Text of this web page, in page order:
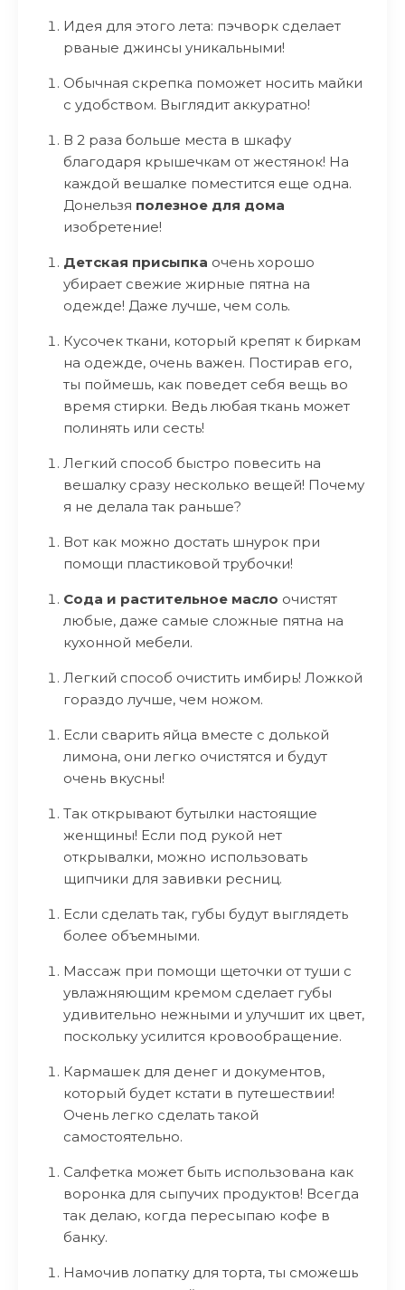
Идея для этого лета: пэчворк сделает
рваные джинсы уникальными!
Обычная скрепка поможет носить майки
с удобством. Выглядит аккуратно!
В 2 раза больше места в шкафу
благодаря крышечкам от жестянок! На
каждой вешалке поместится еще одна.
Донельзя полезное для дома
изобретение!
Детская присыпка очень хорошо
убирает свежие жирные пятна на
одежде! Даже лучше, чем соль.
Кусочек ткани, который крепят к биркам
на одежде, очень важен. Постирав его,
ты поймешь, как поведет себя вещь во
время стирки. Ведь любая ткань может
полинять или сесть!
Легкий способ быстро повесить на
вешалку сразу несколько вещей! Почему
я не делала так раньше?
Вот как можно достать шнурок при
помощи пластиковой трубочки!
Сода и растительное масло очистят
любые, даже самые сложные пятна на
кухонной мебели.
Легкий способ очистить имбирь! Ложкой
гораздо лучше, чем ножом.
Если сварить яйца вместе с долькой
лимона, они легко очистятся и будут
очень вкусны!
Так открывают бутылки настоящие
женщины! Если под рукой нет
открывалки, можно использовать
щипчики для завивки ресниц.
Если сделать так, губы будут выглядеть
более объемными.
Массаж при помощи щеточки от туши с
увлажняющим кремом сделает губы
удивительно нежными и улучшит их цвет,
поскольку усилится кровообращение.
Кармашек для денег и документов,
который будет кстати в путешествии!
Очень легко сделать такой
самостоятельно.
Салфетка может быть использована как
воронка для сыпучих продуктов! Всегда
так делаю, когда пересыпаю кофе в
банку.
Намочив лопатку для торта, ты сможешь